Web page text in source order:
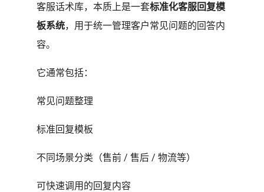
客服话术库，本质上是一套标准化客服回复模
板系统，用于统一管理客户常见问题的回答内
容。
它通常包括：
常见问题整理
标准回复模板
不同场景分类（售前 / 售后 / 物流等）
可快速调用的回复内容